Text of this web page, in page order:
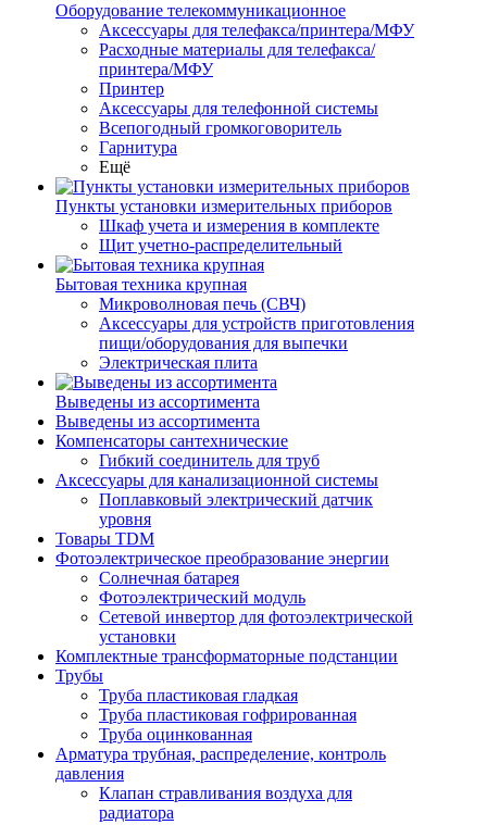
Оборудование телекоммуникационное
Аксессуары для телефакса/принтера/МФУ
Расходные материалы для телефакса/
принтера/МФУ
Принтер
Аксессуары для телефонной системы
Всепогодный громкоговоритель
Гарнитура
Ещё
Пункты установки измерительных приборов
Шкаф учета и измерения в комплекте
Щит учетно-распределительный
Бытовая техника крупная
Микроволновая печь (СВЧ)
Аксессуары для устройств приготовления
пищи/оборудования для выпечки
Электрическая плита
Выведены из ассортимента
Выведены из ассортимента
Компенсаторы сантехнические
Гибкий соединитель для труб
Аксессуары для канализационной системы
Поплавковый электрический датчик
уровня
Товары TDM
Фотоэлектрическое преобразование энергии
Солнечная батарея
Фотоэлектрический модуль
Сетевой инвертор для фотоэлектрической
установки
Комплектные трансформаторные подстанции
Трубы
Труба пластиковая гладкая
Труба пластиковая гофрированная
Труба оцинкованная
Арматура трубная, распределение, контроль
давления
Клапан стравливания воздуха для
радиатора